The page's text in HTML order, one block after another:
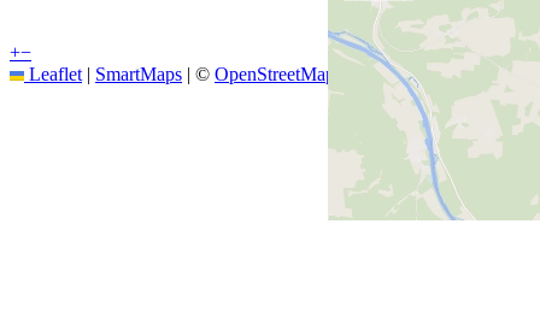
+−
Leaflet | SmartMaps | © OpenStreetMap